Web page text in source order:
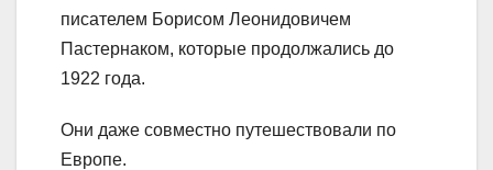
писателем Борисом Леонидовичем
Пастернаком, которые продолжались до
1922 года.
Они даже совместно путешествовали по
Европе.